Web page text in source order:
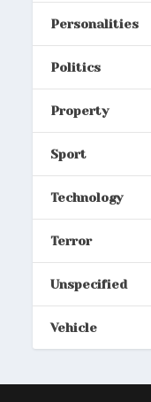
Personalities
Politics
Property
Sport
Technology
Terror
Unspecified
Vehicle